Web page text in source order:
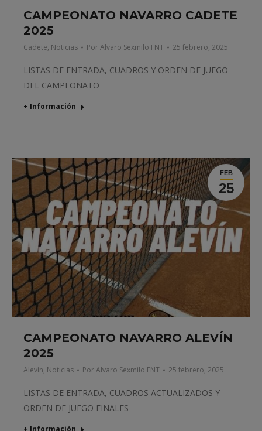
CAMPEONATO NAVARRO CADETE
2025
Cadete, Noticias PorAlvaro Sexmilo FNT 25 febrero, 2025
LISTAS DE ENTRADA, CUADROS Y ORDEN DE JUEGO
DEL CAMPEONATO
+ Información
FEB
25
CAMPEONATO NAVARRO ALEVÍN
2025
Alevín, Noticias PorAlvaro Sexmilo FNT 25 febrero, 2025
LISTAS DE ENTRADA, CUADROS ACTUALIZADOS Y
ORDEN DE JUEGO FINALES